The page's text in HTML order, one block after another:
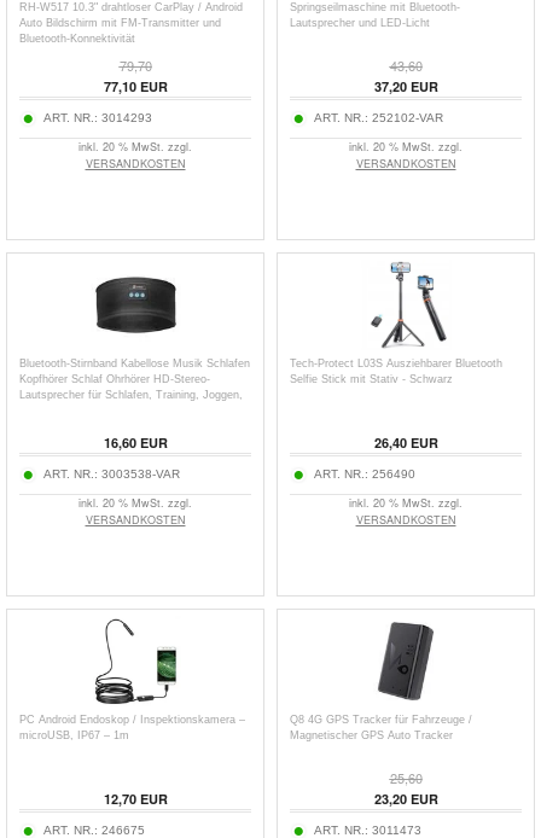
RH-W517 10.3" drahtloser CarPlay / Android
Auto Bildschirm mit FM-Transmitter und
Bluetooth-Konnektivität
79,70
77,10EUR
ART. NR.: 3014293
inkl. 20 % MwSt. zzgl.
VERSANDKOSTEN
Springseilmaschine mit Bluetooth-
Lautsprecher und LED-Licht
43,60
37,20EUR
ART. NR.: 252102-VAR
inkl. 20 % MwSt. zzgl.
VERSANDKOSTEN
Bluetooth-Stirnband Kabellose Musik Schlafen
Kopfhörer Schlaf Ohrhörer HD-Stereo-
Lautsprecher für Schlafen, Training, Joggen,
16,60EUR
ART. NR.: 3003538-VAR
inkl. 20 % MwSt. zzgl.
VERSANDKOSTEN
Tech-Protect L03S Ausziehbarer Bluetooth
Selfie Stick mit Stativ - Schwarz
26,40EUR
ART. NR.: 256490
inkl. 20 % MwSt. zzgl.
VERSANDKOSTEN
PC Android Endoskop / Inspektionskamera –
microUSB, IP67 – 1m
12,70EUR
ART. NR.: 246675
Q8 4G GPS Tracker für Fahrzeuge /
Magnetischer GPS Auto Tracker
25,60
23,20EUR
ART. NR.: 3011473